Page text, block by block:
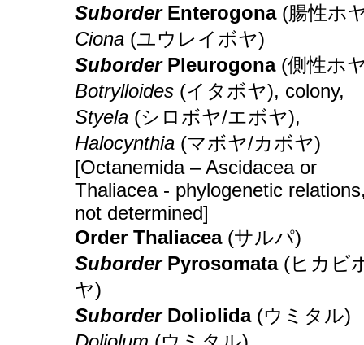
SuborderEnterogona(腸性ホ
Ciona (ユウレイボヤ)
SuborderPleurogona(側性ホ
Botrylloides (イタボヤ), colony,
Styela (シロボヤ/エボヤ),
Halocynthia (マボヤ/カボヤ)
[Octanemida – Ascidacea or
Thaliacea - phylogenetic
not determined]
Order Thaliacea(サルパ)
SuborderPyrosomata(ヒカビ
ヤ)
SuborderDoliolida(ウミタル)